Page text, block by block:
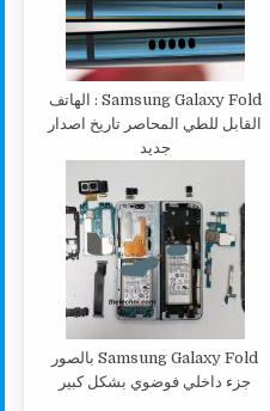
Samsung Galaxy Fold : الهاتف
القابل للطي المحاصر تاريخ اصدار
جديد
Samsung Galaxy Fold بالصور
جزء داخلي فوضوي بشكل كبير